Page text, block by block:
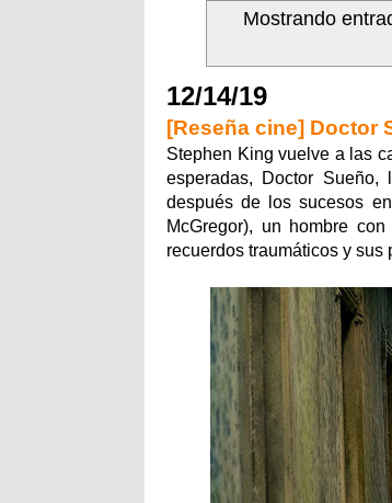
Mostrando
12/14/19
[Reseña cine] Doctor
Stephen King vuelve a las
esperadas, Doctor
después de los sucesos
McGregor), un hombre
recuerdos traumáticos y sus